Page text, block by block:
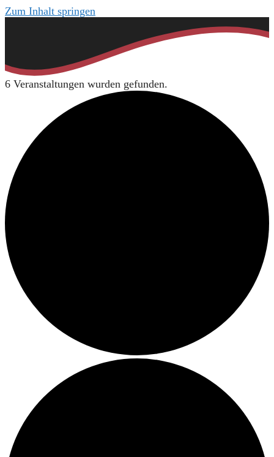
Zum Inhalt springen
6 Veranstaltungen wurden gefunden.